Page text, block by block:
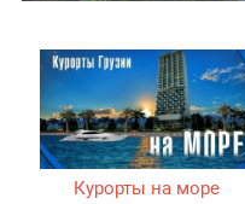
Курорты на море